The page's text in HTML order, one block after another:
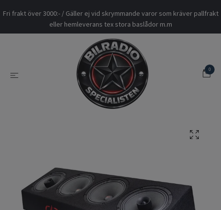
Fri frakt över 3000:- / Gäller ej vid skrymmande varor som kräver pallfrakt
eller hemleverans tex stora baslådor m.m
0